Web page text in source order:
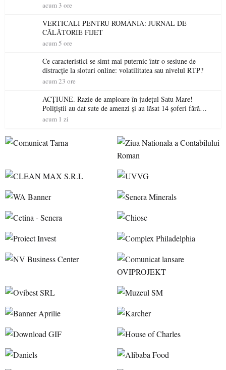
acum 3 ore
VERTICALI PENTRU ROMÂNIA: JURNAL DE
CĂLĂTORIE FIJET
acum 5 ore
Ce caracteristici se simt mai puternic într-o sesiune de
distracție la sloturi online: volatilitatea sau nivelul RTP?
acum 23 ore
ACȚIUNE. Razie de amploare în județul Satu Mare!
Polițiștii au dat sute de amenzi și au lăsat 14 șoferi fără
permis într-o singură zi
acum 1 zi